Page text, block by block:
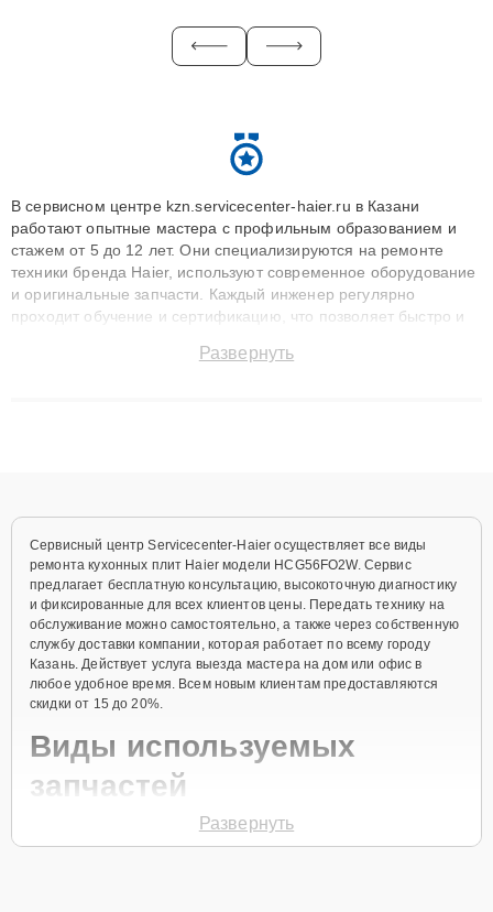
В сервисном центре kzn.servicecenter-haier.ru в Казани
работают опытные мастера с профильным образованием и
стажем от 5 до 12 лет. Они специализируются на ремонте
техники бренда Haier, используют современное оборудование
и оригинальные запчасти. Каждый инженер регулярно
проходит обучение и сертификацию, что позволяет быстро и
сохранением гарантии до 3 лет. Наши мастера решают
Развернуть
Сервисный центр Servicecenter-Haier осуществляет все виды
ремонта кухонных плит Haier модели HCG56FO2W. Сервис
предлагает бесплатную консультацию, высокоточную диагностику
и фиксированные для всех клиентов цены. Передать технику на
обслуживание можно самостоятельно, а также через собственную
службу доставки компании, которая работает по всему городу
Казань. Действует услуга выезда мастера на дом или офис в
любое удобное время. Всем новым клиентам предоставляются
скидки от 15 до 20%.
Виды используемых
запчастей
Для ремонта кухонной плиты модели HCG56FO2W предлагаются
Развернуть